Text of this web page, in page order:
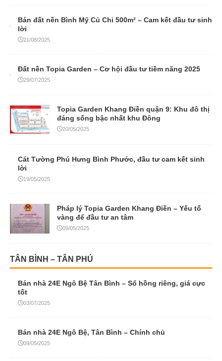
Bán đất nền Bình Mỹ Củ Chi 500m² – Cam kết đầu tư sinh
lời
21/08/2025
Đất nền Topia Garden – Cơ hội đầu tư tiềm năng 2025
29/07/2025
Topia Garden Khang Điền quận 9: Khu đô thị
đáng sống bậc nhất khu Đông
20/05/2025
Cát Tường Phú Hưng Bình Phước, đầu tư cam kết sinh
lời
19/05/2025
Pháp lý Topia Garden Khang Điền – Yếu tố
vàng để đầu tư an tâm
09/05/2025
TÂN BÌNH – TÂN PHÚ
Bán nhà 24E Ngô Bệ Tân Bình – Sổ hồng riêng, giá cực
tốt
03/07/2025
Bán nhà 24E Ngô Bệ, Tân Bình – Chính chủ
09/05/2025